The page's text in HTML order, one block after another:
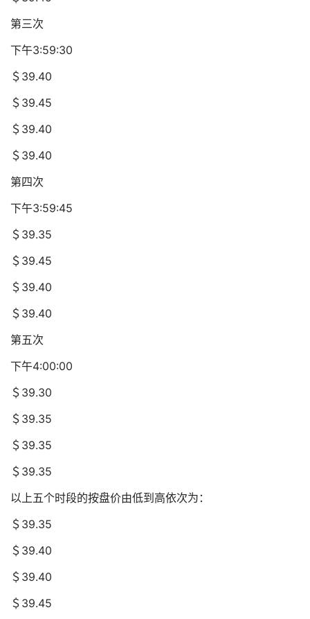
第三次
下午3:59:30
＄39.40
＄39.45
＄39.40
＄39.40
第四次
下午3:59:45
＄39.35
＄39.45
＄39.40
＄39.40
第五次
下午4:00:00
＄39.30
＄39.35
＄39.35
＄39.35
以上五个时段的按盘价由低到高依次为：
＄39.35
＄39.40
＄39.40
＄39.45